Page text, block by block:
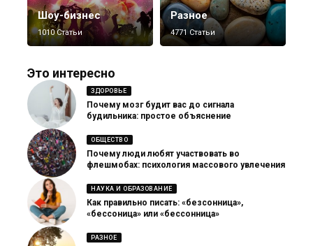
Шоу-бизнес
1010 Статьи
Разное
4771 Статьи
Это интересно
ЗДОРОВЬЕ
Почему мозг будит вас до сигнала
будильника: простое объяснение
ОБЩЕСТВО
Почему люди любят участвовать во
флешмобах: психология массового увлечения
НАУКА И ОБРАЗОВАНИЕ
Как правильно писать: «безсонница»,
«бессоница» или «бессонница»
РАЗНОЕ